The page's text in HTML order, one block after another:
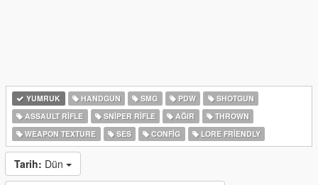
YUMRUK HANDGUN SMG PDW
SHOTGUN
ASSAULT RIFLE
SNIPER RIFLE AĞIR
THROWN
WEAPON TEXTURE
SES CONFIG LORE FRIENDLY
Tarih: Dün